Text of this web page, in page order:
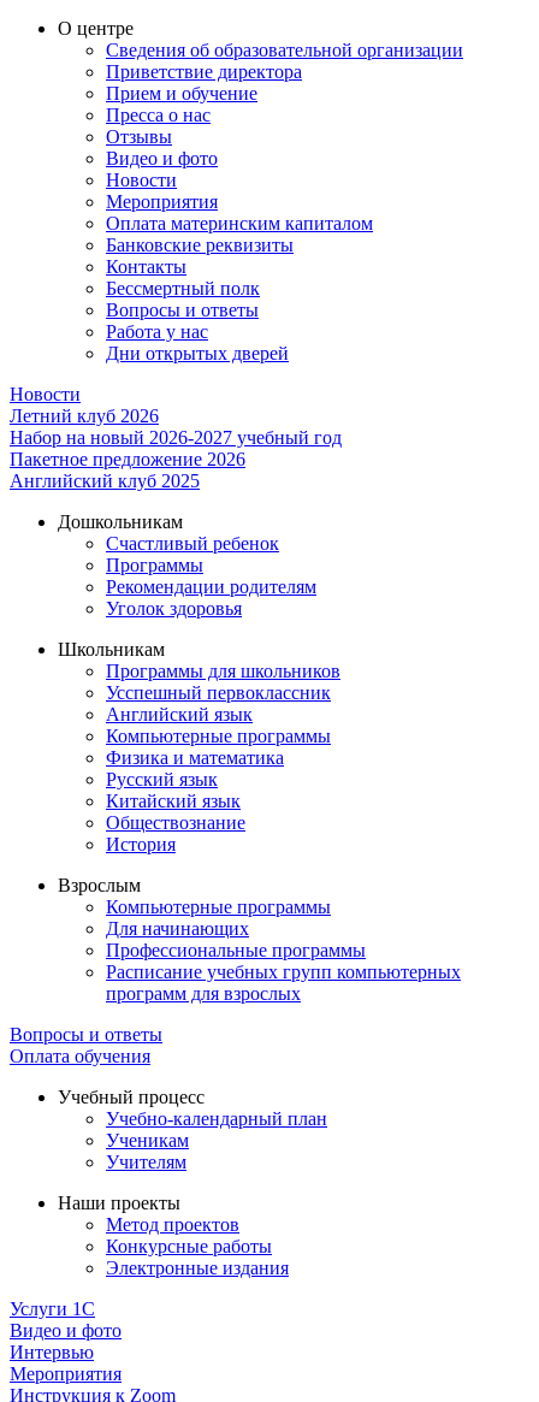
О центре
Сведения об образовательной организации
Приветствие директора
Прием и обучение
Пресса о нас
Отзывы
Видео и фото
Новости
Мероприятия
Оплата материнским капиталом
Банковские реквизиты
Контакты
Бессмертный полк
Вопросы и ответы
Работа у нас
Дни открытых дверей
Новости
Летний клуб 2026
Набор на новый 2026-2027 учебный год
Пакетное предложение 2026
Английский клуб 2025
Дошкольникам
Счастливый ребенок
Программы
Рекомендации родителям
Уголок здоровья
Школьникам
Программы для школьников
Усспешный первоклассник
Английский язык
Компьютерные программы
Физика и математика
Русский язык
Китайский язык
Обществознание
История
Взрослым
Компьютерные программы
Для начинающих
Профессиональные программы
Расписание учебных групп компьютерных
программ для взрослых
Вопросы и ответы
Оплата обучения
Учебный процесс
Учебно-календарный план
Ученикам
Учителям
Наши проекты
Метод проектов
Конкурсные работы
Электронные издания
Услуги 1C
Видео и фото
Интервью
Мероприятия
Инструкция к Zoom